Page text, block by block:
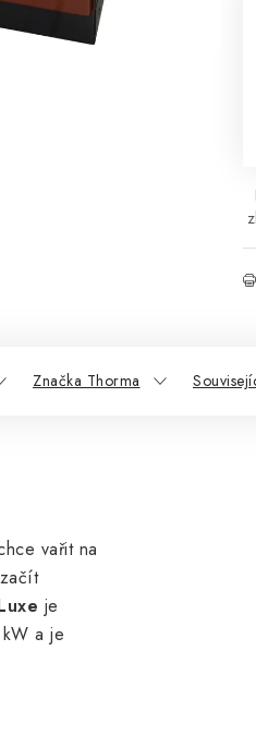
Značka Thorma
vařit na
je
a je